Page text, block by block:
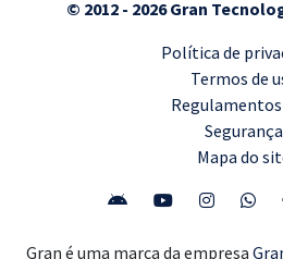
© 2012 - 2026 Gran
Política de
Termos de
Regulamentos
Segurança
Mapa do
Gran é uma marca da empresa